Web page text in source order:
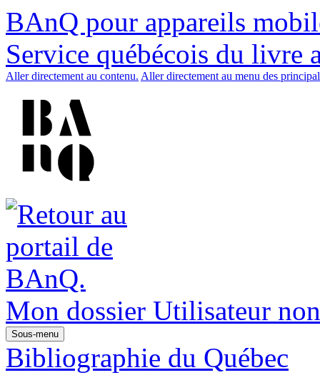
BAnQ pour appareils
Service québécois du livre
Aller directement au contenu. Aller directement au menu des
Mon dossier Utilisateur
Sous-menu
Bibliographie du Québec